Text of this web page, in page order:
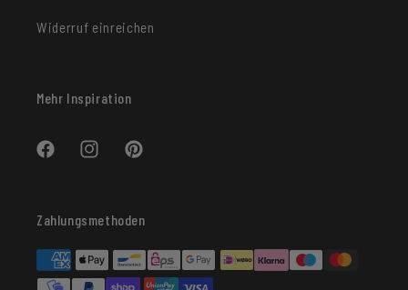
Widerruf einreichen
Mehr Inspiration
FacebookInstagramPinterest
Zahlungsmethoden